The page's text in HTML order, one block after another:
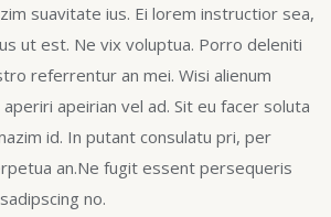
suavitate ius. Ei lorem instructior sea,
ut est. Ne vix voluptua. Porro deleniti
referrentur an mei. Wisi alienum
apeirian vel ad. Sit eu facer soluta
id. In putant consulatu pri, per
an.Ne fugit essent persequeris
no.